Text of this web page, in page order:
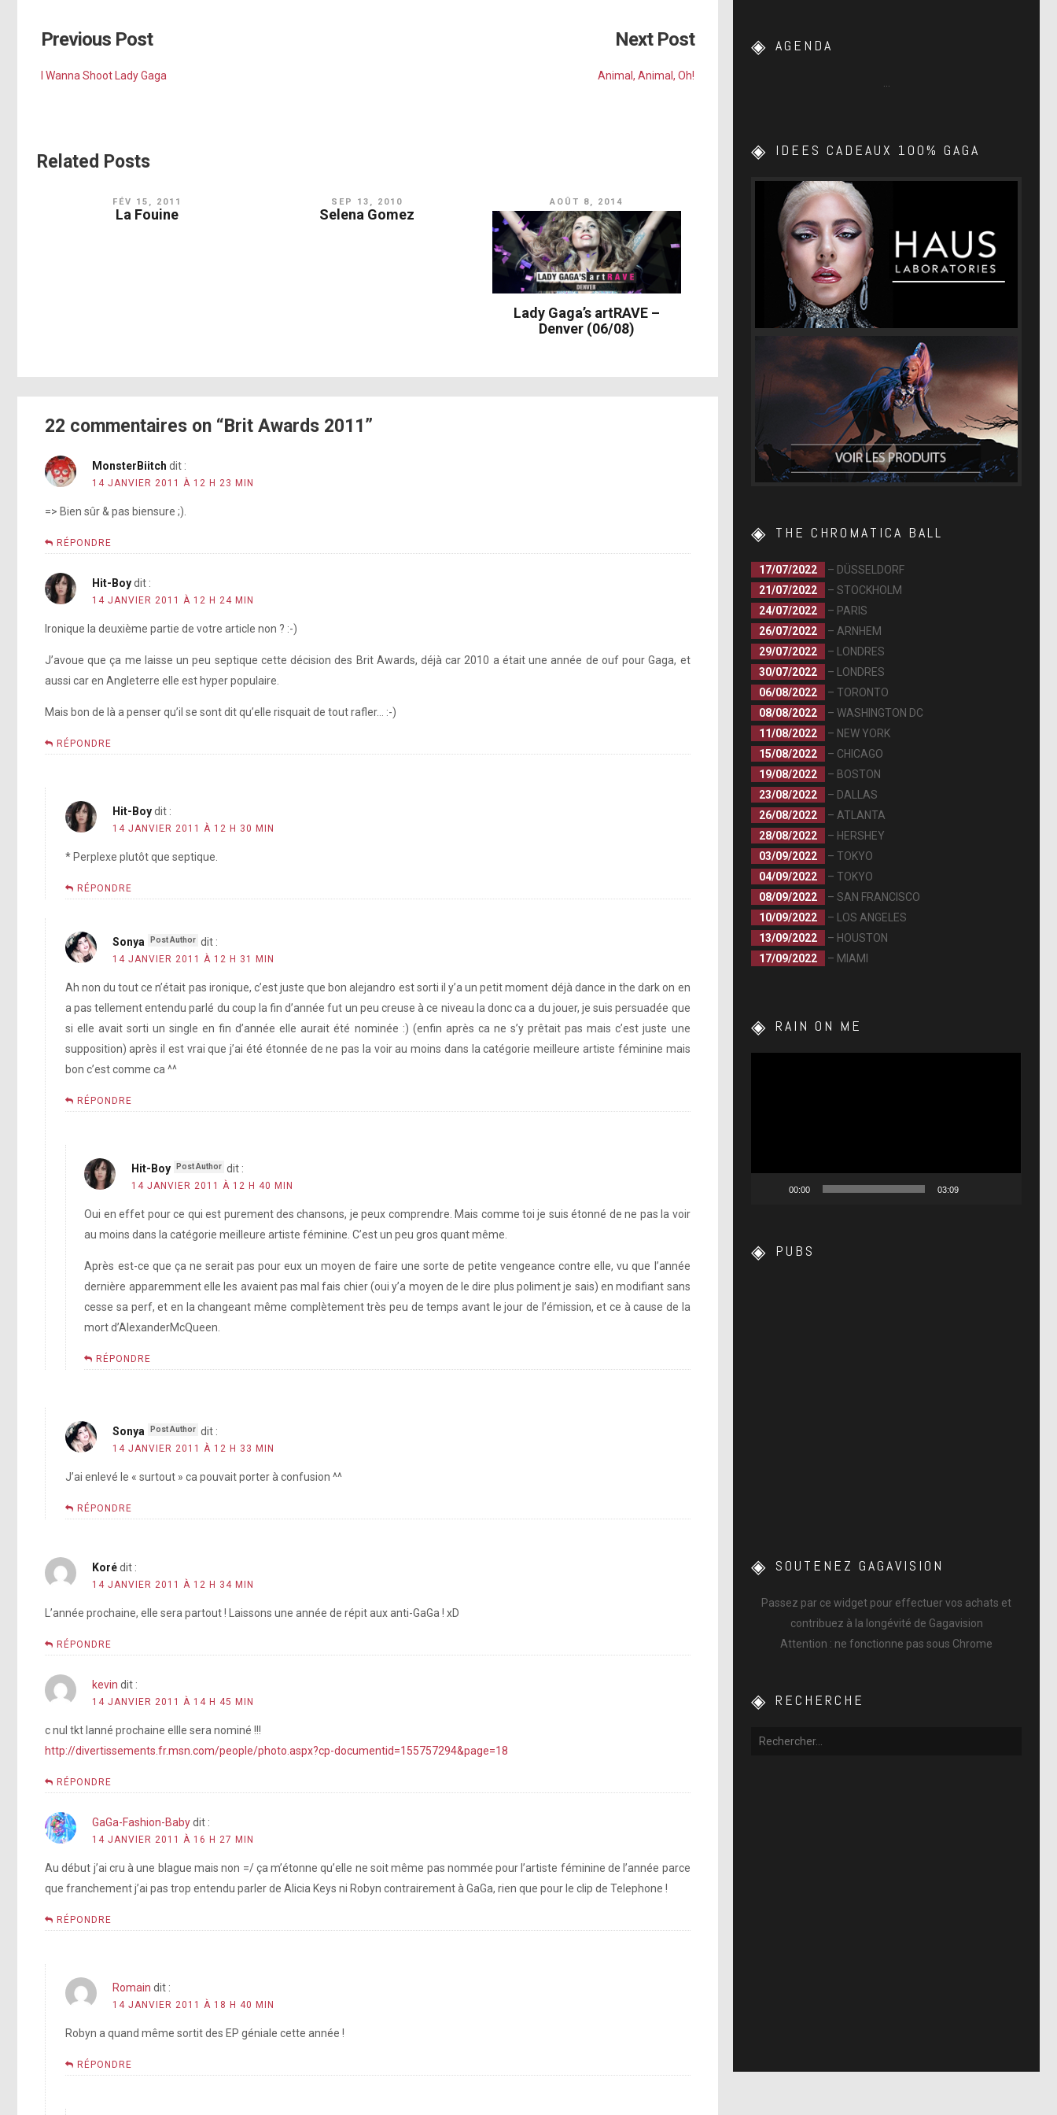
Previous Post
I Wanna Shoot Lady Gaga
Next Post
Animal, Animal, Oh!
Related Posts
FÉV 15, 2011
La Fouine
SEP 13, 2010
Selena Gomez
AOÛT 8, 2014
Lady Gaga’s artRAVE –
Denver (06/08)
22 commentaires on “Brit Awards 2011”
MonsterBiitch dit :
14 JANVIER 2011 À 12 H 23 MIN
=> Bien sûr & pas biensure ;).
RÉPONDRE
Hit-Boydit :
14 JANVIER 2011 À 12 H 24 MIN
Ironique la deuxième partie de votre article non ? :-)
J’avoue que ça me laisse un peu septique cette décision des Brit Awards, déjà car 2010 a était une année de ouf pour Gaga, et
aussi car en Angleterre elle est hyper populaire.
Mais bon de là a penser qu’il se sont dit qu’elle risquait de tout rafler… :-)
RÉPONDRE
Hit-Boy dit :
14 JANVIER 2011 À 12 H 30 MIN
* Perplexe plutôt que septique.
RÉPONDRE
Sonya dit :
14 JANVIER 2011 À 12 H 31 MIN
Ah non du tout ce n’était pas ironique, c’est juste que bon alejandro est sorti il y’a un petit moment déjà dance in the dark on en
a pas tellement entendu parlé du coup la fin d’année fut un peu creuse à ce niveau la donc ca a du jouer, je suis persuadée que
si elle avait sorti un single en fin d’année elle aurait été nominée :) (enfin après ca ne s’y prêtait pas mais c’est juste une
supposition) après il est vrai que j’ai été étonnée de ne pas la voir au moins dans la catégorie meilleure artiste féminine mais
bon c’est comme ca ^^
RÉPONDRE
Hit-Boy dit :
14 JANVIER 2011 À 12 H 40 MIN
Oui en effet pour ce qui est purement des chansons, je peux comprendre. Mais comme toi je suis étonné de ne pas la voir
au moins dans la catégorie meilleure artiste féminine. C’est un peu gros quant même.
Après est-ce que ça ne serait pas pour eux un moyen de faire une sorte de petite vengeance contre elle, vu que l’année
dernière apparemment elle les avaient pas mal fais chier (oui y’a moyen de le dire plus poliment je sais) en modifiant sans
cesse sa perf, et en la changeant même complètement très peu de temps avant le jour de l’émission, et ce à cause de la
mort d’AlexanderMcQueen.
RÉPONDRE
Sonya dit :
14 JANVIER 2011 À 12 H 33 MIN
J’ai enlevé le « surtout » ca pouvait porter à confusion ^^
RÉPONDRE
Korédit :
14 JANVIER 2011 À 12 H 34 MIN
L’année prochaine, elle sera partout ! Laissons une année de répit aux anti-GaGa ! xD
RÉPONDRE
kevin dit :
14 JANVIER 2011 À 14 H 45 MIN
c nul tkt lanné prochaine ellle sera nominé !!!
http://divertissements.fr.msn.com/people/photo.aspx?cp-documentid=155757294&page=18
RÉPONDRE
GaGa-Fashion-Babydit :
14 JANVIER 2011 À 16 H 27 MIN
Au début j’ai cru à une blague mais non =/ ça m’étonne qu’elle ne soit même pas nommée pour l’artiste féminine de l’année parce
que franchement j’ai pas trop entendu parler de Alicia Keys ni Robyn contrairement à GaGa, rien que pour le clip de Telephone !
RÉPONDRE
Romain dit :
14 JANVIER 2011 À 18 H 40 MIN
Robyn a quand même sortit des EP géniale cette année !
RÉPONDRE
AGENDA
IDEES CADEAUX 100% GAGA
THE CHROMATICA BALL
17/07/2022
– DÜSSELDORF
21/07/2022
– STOCKHOLM
24/07/2022
– PARIS
26/07/2022
– ARNHEM
29/07/2022
– LONDRES
30/07/2022
– LONDRES
06/08/2022
– TORONTO
08/08/2022
– WASHINGTON DC
11/08/2022
– NEW YORK
15/08/2022
– CHICAGO
19/08/2022
– BOSTON
23/08/2022
– DALLAS
26/08/2022
– ATLANTA
28/08/2022
– HERSHEY
03/09/2022
– TOKYO
04/09/2022
– TOKYO
08/09/2022
– SAN FRANCISCO
10/09/2022
– LOS ANGELES
13/09/2022
– HOUSTON
17/09/2022
– MIAMI
RAIN ON ME
00:00 03:09
PUBS
SOUTENEZ GAGAVISION
Passez par ce widget pour effectuer vos achats et
contribuez à la longévité de Gagavision
Attention : ne fonctionne pas sous Chrome
RECHERCHE